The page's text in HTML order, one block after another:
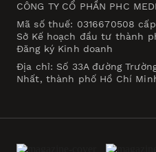
CÔNG TY CỔ PHẦN PHC
Mã số thuế: 0316670508
Sở Kế hoạch đầu tư thành
Đăng ký Kinh doanh
Địa chỉ: Số 33A đường
Nhất, thành phố Hồ Chí